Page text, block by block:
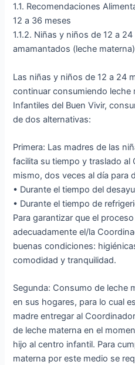
1.1. Recomendaciones
12 a 36 meses
1.1.2. Niñas y niños de 12 a
amamantados (leche materna)
Las niñas y niños de 12 a 24
continuar consumiendo leche
Infantiles del Buen Vivir,
de dos alternativas:
Primera: Las madres de las
facilita su tiempo y traslado al
mismo, dos veces al día para
• Durante el tiempo del
• Durante el tiempo de
Para garantizar que el
adecuadamente el/la
buenas condiciones:
comodidad y tranquilidad.
Segunda: Consumo de leche
en sus hogares, para lo cual
madre entregar al
de leche materna en el
hijo al centro infantil. Para
materna por este medio se